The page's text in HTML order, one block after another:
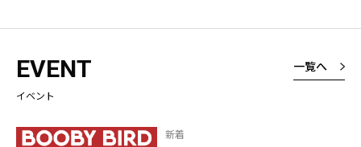
EVENT
イベント
一覧へ
新着